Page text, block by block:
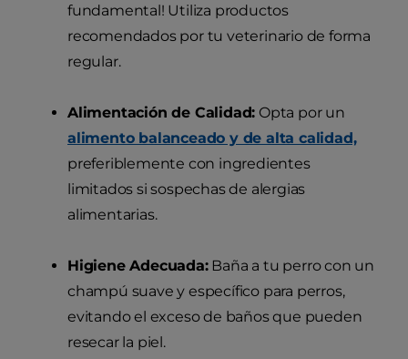
fundamental! Utiliza productos
recomendados por tu veterinario de forma
regular.
Alimentación de Calidad: Opta por un
alimento balanceado y de alta calidad,
preferiblemente con ingredientes
limitados si sospechas de alergias
alimentarias.
Higiene Adecuada:Baña a tu perro con un
champú suave y específico para perros,
evitando el exceso de baños que pueden
resecar la piel.